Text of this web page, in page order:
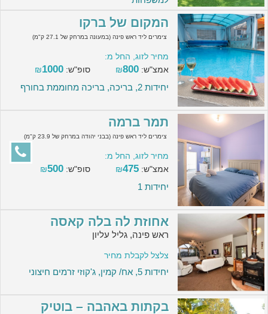
המקום של ברקו
צימרים ליד ראש פינה (במעונה במרחק של 27.1 ק"מ)
מחיר לזוג, החל מ:
אמצ"ש:
₪800 סופ"ש: ₪1000
יחידות 2, בריכה, בריכה מחוממת בחורף
תמר ברמה
צימרים ליד ראש פינה (בבני יהודה במרחק של 23.9 ק"מ)
מחיר לזוג, החל מ:
אמצ"ש:
₪475 סופ"ש: ₪500
יחידות 1
אחוזת לה בלה קאסה
ראש פינה, גליל עליון
צלצל לקבלת מחיר
יחידות 5, אח/ קמין, ג'קוזי זרמים חיצוני
בקתות באהבה – בוטיק